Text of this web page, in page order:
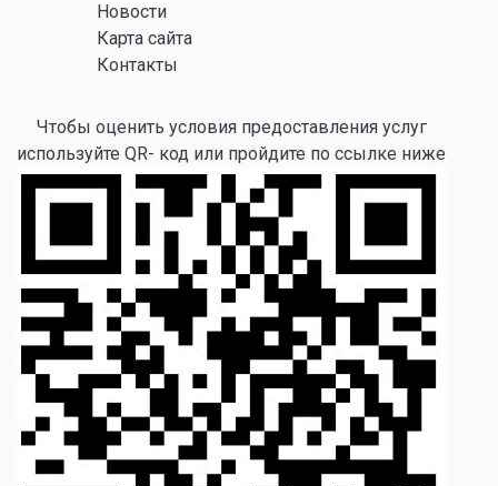
Новости
Карта сайта
Контакты
Чтобы оценить условия предоставления услуг
используйте QR- код или пройдите по ссылке ниже